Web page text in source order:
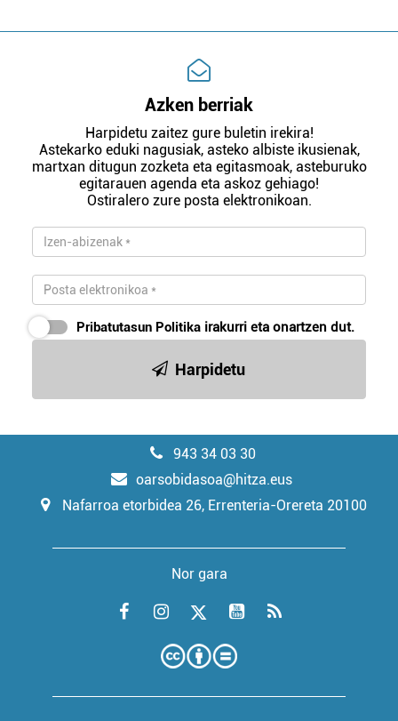
Azken berriak
Harpidetu zaitez gure buletin irekira!
Astekarko eduki nagusiak, asteko albiste ikusienak,
martxan ditugun zozketa eta egitasmoak, asteburuko
egitarauen agenda eta askoz gehiago!
Ostiralero zure posta elektronikoan.
Pribatutasun Politika irakurri eta onartzen dut.
Harpidetu
943 34 03 30
oarsobidasoa@hitza.eus
Nafarroa etorbidea 26, Errenteria-Orereta 20100
Nor gara